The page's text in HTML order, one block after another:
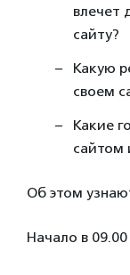
влечет
сайту?
Какую
своем
Какие
сайтом
Об этом
Начало в